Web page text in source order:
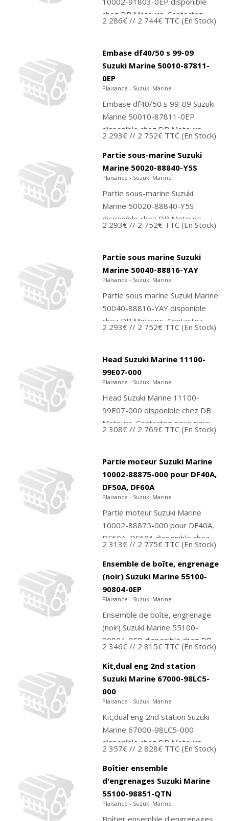
chez DB Moteurs. Contactez-
nous pour commander ou
boutique PMTO....
2 286€ // 2 744€ TTC (En Stock)
Embase df40/50 s 99-09
Suzuki Marine 50010-87811-
0EP
Plaisance - Suzuki Marine
Embase df40/50 s 99-09 Suzuki
Marine 50010-87811-0EP
disponible chez DB Moteurs.
commander ou achetez
directement sur notre...
2 293€ // 2 752€ TTC (En Stock)
Partie sous-marine Suzuki
Marine 50020-88840-Y5S
Plaisance - Suzuki Marine
Partie sous-marine Suzuki
Marine 50020-88840-Y5S
disponible chez DB Moteurs.
directement sur notre boutique...
2 293€ // 2 752€ TTC (En Stock)
Partie sous marine Suzuki
Marine 50040-88816-YAY
Plaisance - Suzuki Marine
Partie sous marine Suzuki Marine
50040-88816-YAY disponible
chez DB Moteurs. Contactez-
nous pour commander ou
boutique...
2 293€ // 2 752€ TTC (En Stock)
Head Suzuki Marine 11100-
99E07-000
Plaisance - Suzuki Marine
Head Suzuki Marine 11100-
99E07-000 disponible chez DB
Moteurs. Contactez-nous pour
commander ou achetez
PMTO.fr !
2 308€ // 2 769€ TTC (En Stock)
Partie moteur Suzuki Marine
10002-88875-000 pour DF40A,
DF50A, DF60A
Plaisance - Suzuki Marine
Partie moteur Suzuki Marine
10002-88875-000 pour DF40A,
DF50A, DF60A disponible chez
DB Moteurs. Contactez-nous
pour commander ou achetez
directement...
2 313€ // 2 775€ TTC (En Stock)
Ensemble de boîte, engrenage
(noir) Suzuki Marine 55100-
90804-0EP
Plaisance - Suzuki Marine
Ensemble de boîte, engrenage
(noir) Suzuki Marine 55100-
90804-0EP disponible chez DB
Moteurs. Contactez-nous pour
commander ou achetez
directement...
2 346€ // 2 815€ TTC (En Stock)
Kit,dual eng 2nd station
Suzuki Marine 67000-98LC5-
000
Plaisance - Suzuki Marine
Kit,dual eng 2nd station Suzuki
Marine 67000-98LC5-000
disponible chez DB Moteurs.
commander ou achetez
directement sur notre...
2 357€ // 2 828€ TTC (En Stock)
Boîtier ensemble
d'engrenages Suzuki Marine
55100-98851-QTN
Plaisance - Suzuki Marine